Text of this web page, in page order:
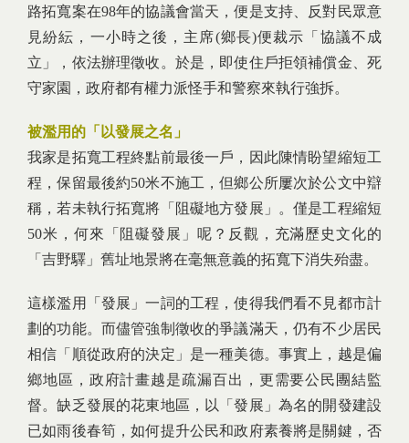
路拓寬案在98年的協議會當天，便是支持、反對民眾意
見紛紜，一小時之後，主席(鄉長)便裁示「協議不成
立」，依法辦理徵收。於是，即使住戶拒領補償金、死
守家園，政府都有權力派怪手和警察來執行強拆。
被濫用的「以發展之名」
我家是拓寬工程終點前最後一戶，因此陳情盼望縮短工
程，保留最後約50米不施工，但鄉公所屢次於公文中辯
稱，若未執行拓寬將「阻礙地方發展」。僅是工程縮短
50米，何來「阻礙發展」呢？反觀，充滿歷史文化的
「吉野驛」舊址地景將在毫無意義的拓寬下消失殆盡。
這樣濫用「發展」一詞的工程，使得我們看不見都市計
劃的功能。而儘管強制徵收的爭議滿天，仍有不少居民
相信「順從政府的決定」是一種美德。事實上，越是偏
鄉地區，政府計畫越是疏漏百出，更需要公民團結監
督。缺乏發展的花東地區，以「發展」為名的開發建設
已如雨後春筍，如何提升公民和政府素養將是關鍵，否